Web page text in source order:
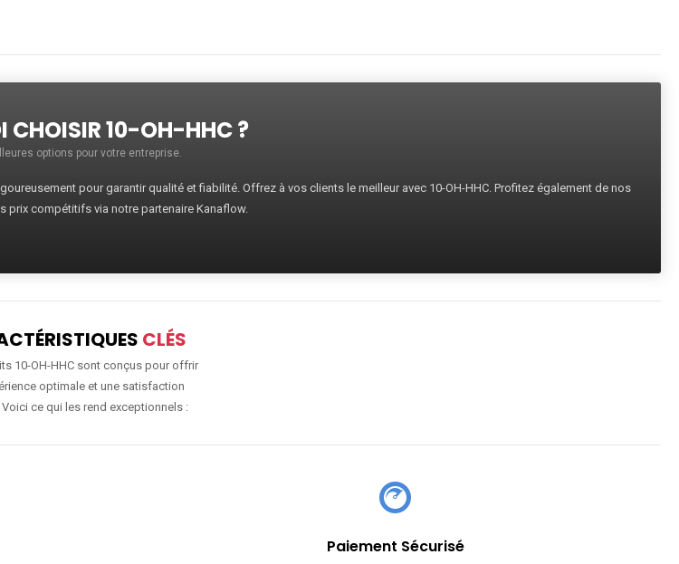
CHOISIR 10-OH-HHC ?
options pour votre entreprise.
pour garantir qualité et fiabilité. Offrez à vos clients le meilleur avec 10-OH-HHC. Profitez également de nos
prix compétitifs via notre partenaire Kanaflow.
CLÉS
10-OH-HHC sont conçus pour offrir
optimale et une satisfaction
Voici ce qui les rend exceptionnels :
Paiement Sécurisé